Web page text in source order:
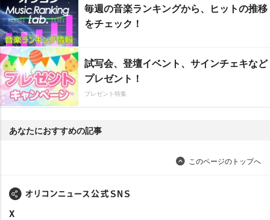
毎週の音楽ランキングから、ヒットの推移
をチェック！
試写会、登壇イベント、サインチェキなど
プレゼント！
プレゼント特集
あなたにおすすめの記事
このページのトップへ
X